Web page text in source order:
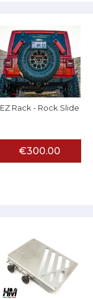
EZ Rack - Rock Slide
€300.00